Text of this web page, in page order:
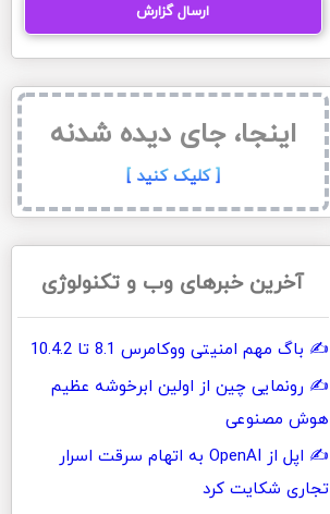
ارسال گزارش
اینجا، جای دیده شدنه
[ کلیک کنید ]
آخرین خبرهای وب و تکنولوژی
باگ مهم امنیتی ووکامرس 8.1 تا 10.4.2
رونمایی چین از اولین ابرخوشه عظیم
هوش مصنوعی
اپل از OpenAI به اتهام سرقت اسرار
تجاری شکایت کرد